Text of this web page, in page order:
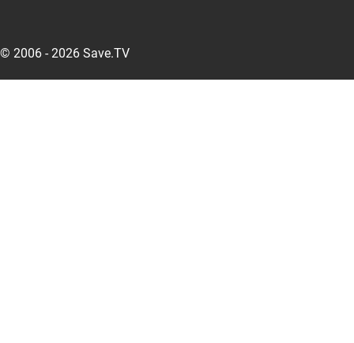
© 2006 - 2026 Save.TV